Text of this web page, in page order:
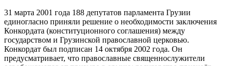
31 марта 2001 года 188 депутатов парламента Грузии
единогласно приняли решение о необходимости заключения
Конкордата (конституционного соглашения) между
государством и Грузинской православной церковью.
Конкордат был подписан 14 октября 2002 года. Он
предусматривает, что православные священнослужители